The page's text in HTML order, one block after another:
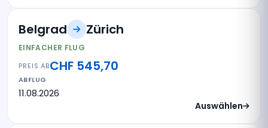
Belgrad Zürich
EINFACHER FLUG
PREIS ABCHF 545,70
ABFLUG
11.08.2026
Auswählen